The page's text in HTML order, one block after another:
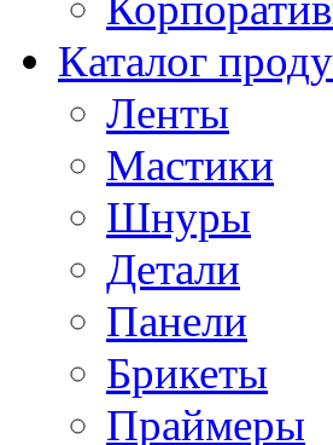
Каталог
Ленты
Мастики
Шнуры
Детали
Панели
Брикеты
Праймеры